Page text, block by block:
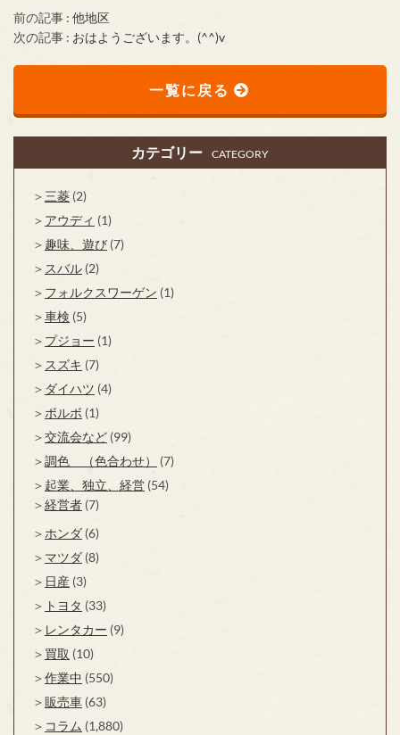
前の記事 : 他地区
次の記事 : おはようございます。(^^)v
一覧に戻る
カテゴリー CATEGORY
三菱 (2)
アウディ (1)
趣味、遊び (7)
スバル (2)
フォルクスワーゲン (1)
車検 (5)
プジョー (1)
スズキ (7)
ダイハツ (4)
ボルボ (1)
交流会など (99)
調色 （色合わせ）
(7)
起業、独立、経営 (54)
経営者 (7)
ホンダ (6)
マツダ (8)
日産 (3)
トヨタ (33)
レンタカー (9)
買取 (10)
作業中 (550)
販売車 (63)
コラム (1,880)